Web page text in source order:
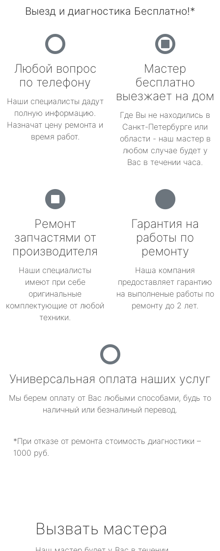
Выезд и диагностика Бесплатно!*
Любой вопрос
по телефону
Наши специалисты дадут
полную информацию.
Назначат цену ремонта и
время работ.
Мастер
бесплатно
выезжает на дом
Где Вы не находились в
Санкт-Петербурге или
области - наш мастер в
любом случае будет у
Вас в течении часа.
Ремонт
запчастями от
производителя
Наши специалисты
имеют при себе
оригинальные
комплектующие от любой
техники.
Гарантия на
работы по
ремонту
Наша компания
предоставляет гарантию
на выполненые работы по
ремонту до 2 лет.
Универсальная оплата наших услуг
Мы берем оплату от Вас любыми способами, будь то
наличный или безналиный перевод.
*При отказе от ремонта стоимость диагностики –
1000 руб.
Вызвать мастера